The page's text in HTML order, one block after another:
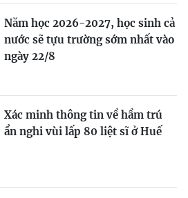
Năm học 2026-2027, học sinh cả
nước sẽ tựu trường sớm nhất vào
ngày 22/8
Xác minh thông tin về hầm trú
ẩn nghi vùi lấp 80 liệt sĩ ở Huế